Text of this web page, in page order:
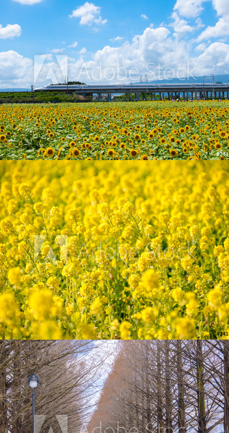
あわじ花さじき
2018
メタセコイアの並木
2017